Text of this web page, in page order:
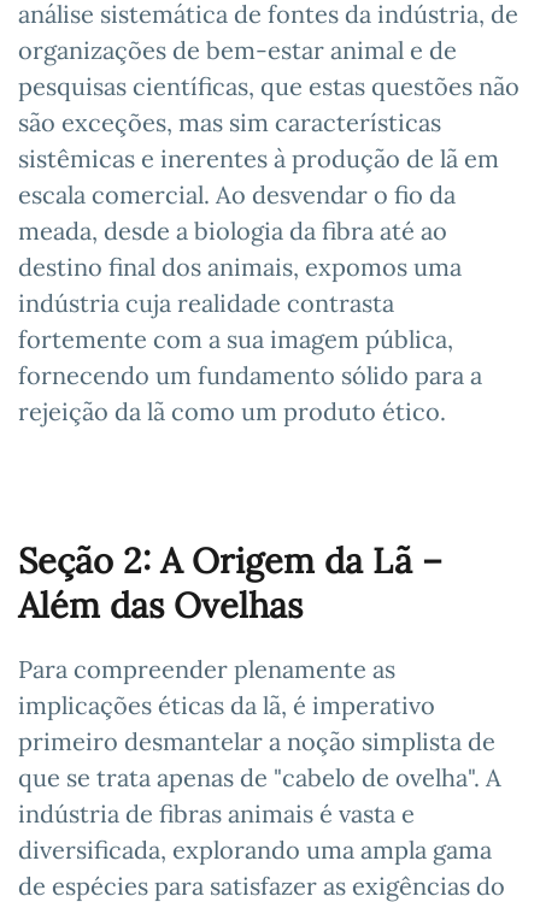
análise sistemática de fontes da indústria, de
organizações de bem-estar animal e de
pesquisas científicas, que estas questões não
são exceções, mas sim características
sistêmicas e inerentes à produção de lã em
escala comercial. Ao desvendar o fio da
meada, desde a biologia da fibra até ao
destino final dos animais, expomos uma
indústria cuja realidade contrasta
fortemente com a sua imagem pública,
fornecendo um fundamento sólido para a
rejeição da lã como um produto ético.
Seção 2: A Origem da Lã –
Além das Ovelhas
Para compreender plenamente as
implicações éticas da lã, é imperativo
primeiro desmantelar a noção simplista de
que se trata apenas de "cabelo de ovelha". A
indústria de fibras animais é vasta e
diversificada, explorando uma ampla gama
de espécies para satisfazer as exigências do